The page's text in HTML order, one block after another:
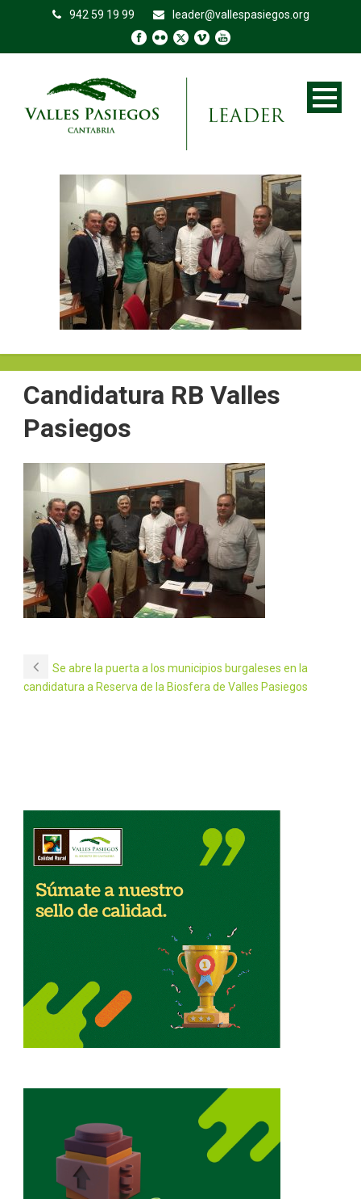
942 59 19 99 leader@vallespasiegos.org
Candidatura RB Valles
Pasiegos
Se abre la puerta a los municipios burgaleses en la
candidatura a Reserva de la Biosfera de Valles Pasiegos